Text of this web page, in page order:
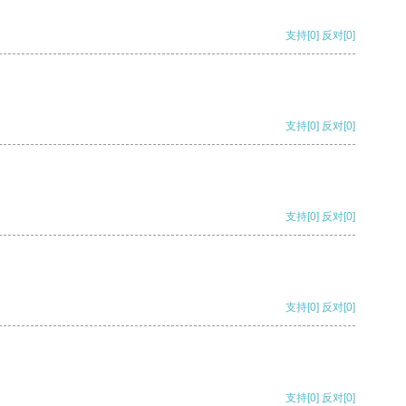
支持[0] 反对[0]
支持[0] 反对[0]
支持[0] 反对[0]
支持[0] 反对[0]
支持[0] 反对[0]